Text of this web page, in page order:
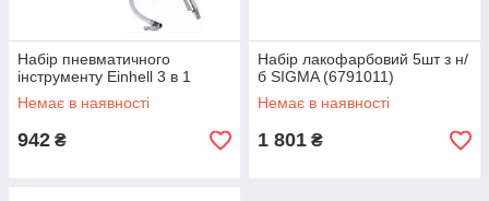
Набір пневматичного
інструменту Einhell 3 в 1
Немає в наявності
942 ₴
Набір лакофарбовий 5шт з н/
б SIGMA (6791011)
Немає в наявності
1 801 ₴